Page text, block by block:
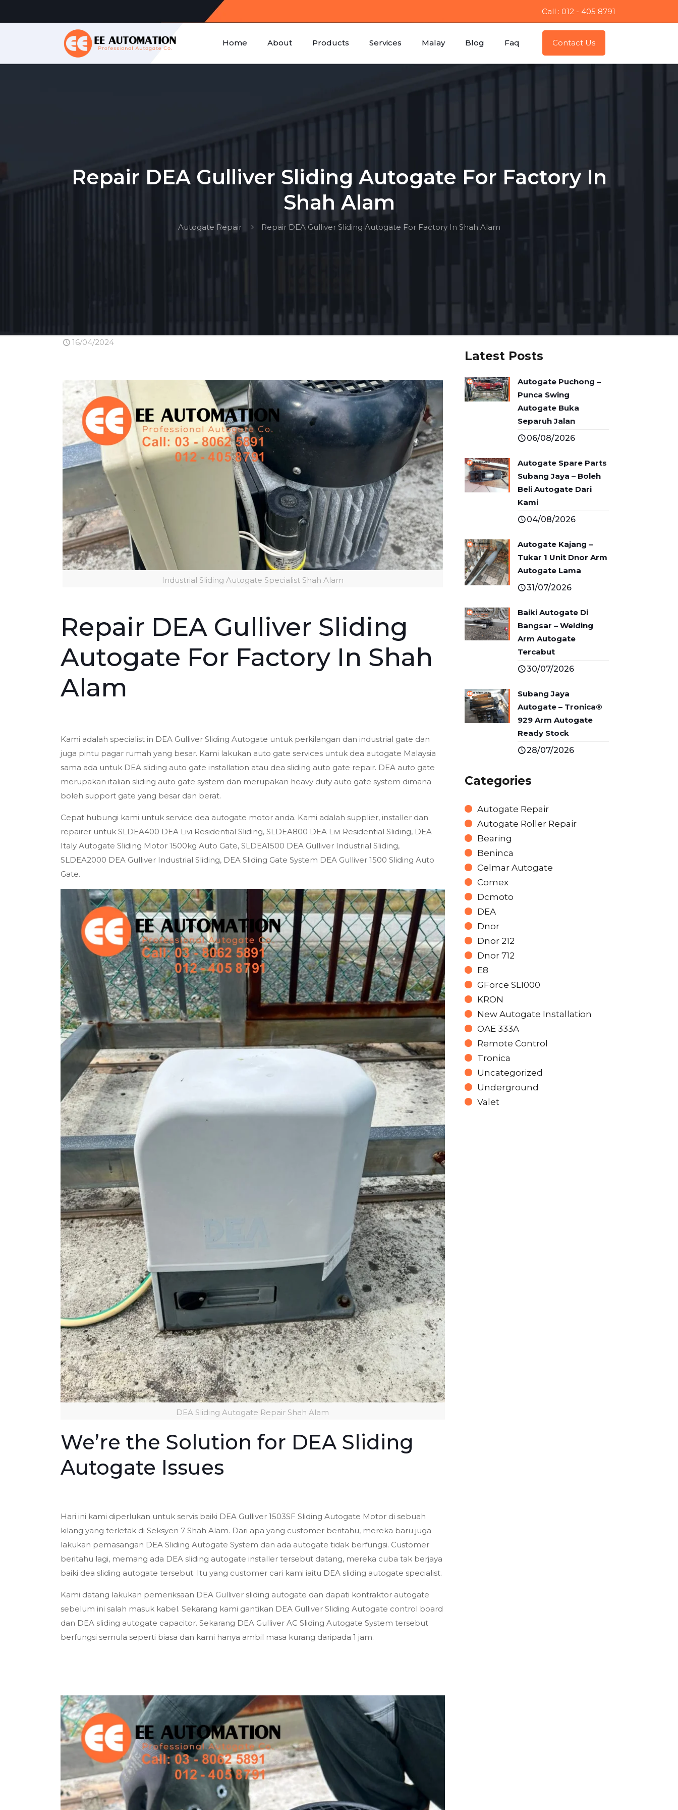
Call : 012 - 405 8791
Home About Products Services Malay Blog Faq Contact Us
Repair DEA Gulliver Sliding Autogate For Factory In
Shah Alam
Autogate Repair Repair DEA Gulliver Sliding Autogate For Factory In Shah Alam
16/04/2024
Industrial Sliding Autogate Specialist Shah Alam
Repair DEA Gulliver Sliding
Autogate For Factory In Shah
Alam
Kami adalah specialist in DEA Gulliver Sliding Autogate untuk perkilangan dan industrial gate dan
juga pintu pagar rumah yang besar. Kami lakukan auto gate services untuk dea autogate Malaysia
sama ada untuk DEA sliding auto gate installation atau dea sliding auto gate repair. DEA auto gate
merupakan italian sliding auto gate system dan merupakan heavy duty auto gate system dimana
boleh support gate yang besar dan berat.
Cepat hubungi kami untuk service dea autogate motor anda. Kami adalah supplier, installer dan
repairer untuk SLDEA400 DEA Livi Residential Sliding, SLDEA800 DEA Livi Residential Sliding, DEA
Italy Autogate Sliding Motor 1500kg Auto Gate, SLDEA1500 DEA Gulliver Industrial Sliding,
SLDEA2000 DEA Gulliver Industrial Sliding, DEA Sliding Gate System DEA Gulliver 1500 Sliding Auto
Gate.
DEA Sliding Autogate Repair Shah Alam
We’re the Solution for DEA Sliding
Autogate Issues
Hari ini kami diperlukan untuk servis baiki DEA Gulliver 1503SF Sliding Autogate Motor di sebuah
kilang yang terletak di Seksyen 7 Shah Alam. Dari apa yang customer beritahu, mereka baru juga
lakukan pemasangan DEA Sliding Autogate System dan ada autogate tidak berfungsi. Customer
beritahu lagi, memang ada DEA sliding autogate installer tersebut datang, mereka cuba tak berjaya
baiki dea sliding autogate tersebut. Itu yang customer cari kami iaitu DEA sliding autogate specialist.
Kami datang lakukan pemeriksaan DEA Gulliver sliding autogate dan dapati kontraktor autogate
sebelum ini salah masuk kabel. Sekarang kami gantikan DEA Gulliver Sliding Autogate control board
dan DEA sliding autogate capacitor. Sekarang DEA Gulliver AC Sliding Autogate System tersebut
berfungsi semula seperti biasa dan kami hanya ambil masa kurang daripada 1 jam.
Latest Posts
Autogate Puchong –
Punca Swing
Autogate Buka
Separuh Jalan
06/08/2026
Autogate Spare Parts
Subang Jaya – Boleh
Beli Autogate Dari
Kami
04/08/2026
Autogate Kajang –
Tukar 1 Unit Dnor Arm
Autogate Lama
31/07/2026
Baiki Autogate Di
Bangsar – Welding
Arm Autogate
Tercabut
30/07/2026
Subang Jaya
Autogate – Tronica®
929 Arm Autogate
Ready Stock
28/07/2026
Categories
Autogate Repair
Autogate Roller Repair
Bearing
Beninca
Celmar Autogate
Comex
Dcmoto
DEA
Dnor
Dnor 212
Dnor 712
E8
GForce SL1000
KRON
New Autogate Installation
OAE 333A
Remote Control
Tronica
Uncategorized
Underground
Valet